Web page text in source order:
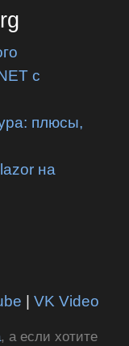
с
плюсы,
на
|VK Video
, а если хотите